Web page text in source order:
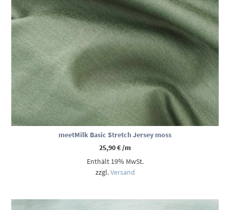
meetMilk Basic Stretch Jersey moss
25,90€/m
Enthält 19% MwSt.
zzgl.Versand